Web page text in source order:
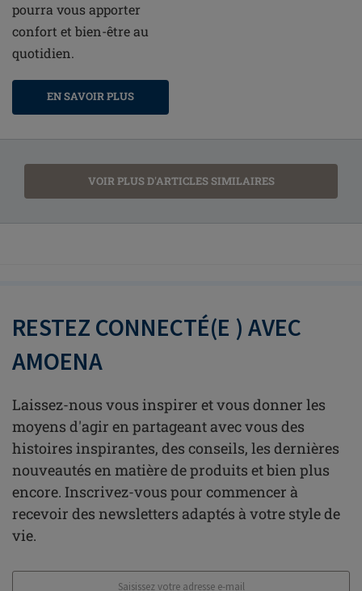
pourra vous apporter
confort et bien-être au
quotidien.
EN SAVOIR PLUS
VOIR PLUS D'ARTICLES SIMILAIRES
RESTEZ CONNECTÉ(E ) AVEC
AMOENA
Laissez-nous vous inspirer et vous donner les
moyens d'agir en partageant avec vous des
histoires inspirantes, des conseils, les dernières
nouveautés en matière de produits et bien plus
encore. Inscrivez-vous pour commencer à
recevoir des newsletters adaptés à votre style de
vie.